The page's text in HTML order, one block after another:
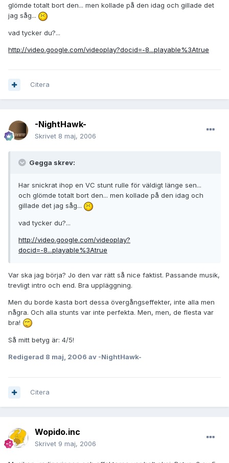
glömde totalt bort den... men kollade på den idag och gillade det
jag såg...
vad tycker du?...
http://video.google.com/videoplay?docid=-8...playable%3Atrue
Citera
-NightHawk-
Skrivet 8 maj, 2006
Gegga skrev:
Har snickrat ihop en VC stunt rulle för väldigt länge sen...
och glömde totalt bort den... men kollade på den idag och
gillade det jag såg...
vad tycker du?...
http://video.google.com/videoplay?
docid=-8...playable%3Atrue
Var ska jag börja? Jo den var rätt så nice faktist. Passande musik,
trevligt intro och end. Bra uppläggning.
Men du borde kasta bort dessa övergångseffekter, inte alla men
några. Och alla stunts var inte perfekta. Men, men, de flesta var
bra!
Så mitt betyg är: 4/5!
Redigerad 8 maj, 2006 av -NightHawk-
Citera
Wopido.inc
Skrivet 9 maj, 2006